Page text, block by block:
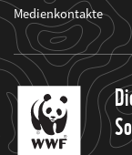
Medienkontakte